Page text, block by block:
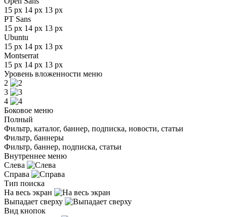
15 px 14 px 13 px
PT Sans
15 px 14 px 13 px
Ubuntu
15 px 14 px 13 px
Montserrat
15 px 14 px 13 px
Уровень вложенности меню
2
3
4
Боковое меню
Полный
Фильтр, каталог, баннер, подписка, новости, статьи
Фильтр, баннеры
Фильтр, баннер, подписка, статьи
Внутреннее меню
Слева
Справа
Тип поиска
На весь экран
Выпадает сверху
Вид кнопок